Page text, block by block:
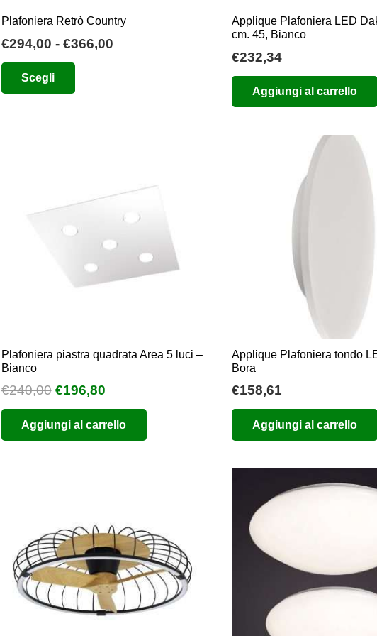
Plafoniera Retrò Country
€294,00 - €366,00Fascia
Scegli
possono
scelte
pagina
Applique Plafoniera LED
cm. 45, Bianco
€232,34
Aggiungi al carrello
Plafoniera piastra quadrata Area 5 luci –
Bianco
€240,00 Il
prezzo
originale
era:
€196,80Il
prezzo
attuale
è:
Aggiungi al carrello
Applique Plafoniera tondo
Bora
€158,61
Aggiungi al carrello